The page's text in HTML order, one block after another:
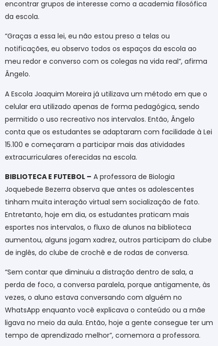
encontrar grupos de interesse como a academia filosófica
da escola.
“Graças a essa lei, eu não estou preso a telas ou
notificações, eu observo todos os espaços da escola ao
meu redor e converso com os colegas na vida real”, afirma
Ângelo.
A Escola Joaquim Moreira já utilizava um método em que o
celular era utilizado apenas de forma pedagógica, sendo
permitido o uso recreativo nos intervalos. Então, Ângelo
conta que os estudantes se adaptaram com facilidade à Lei
15.100 e começaram a participar mais das atividades
extracurriculares oferecidas na escola.
BIBLIOTECA E FUTEBOL – A professora de Biologia
Joquebede Bezerra observa que antes os adolescentes
tinham muita interação virtual sem socialização de fato.
Entretanto, hoje em dia, os estudantes praticam mais
esportes nos intervalos, o fluxo de alunos na biblioteca
aumentou, alguns jogam xadrez, outros participam do clube
de inglês, do clube de crochê e de rodas de conversa.
“Sem contar que diminuiu a distração dentro de sala, a
perda de foco, a conversa paralela, porque antigamente, às
vezes, o aluno estava conversando com alguém no
WhatsApp enquanto você explicava o conteúdo ou a mãe
ligava no meio da aula. Então, hoje a gente consegue ter um
tempo de aprendizado melhor”, comemora a professora.